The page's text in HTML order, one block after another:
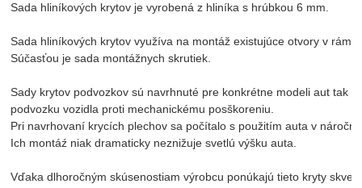
Sada hliníkových krytov je vyrobená z hliníka s hrúbkou 6 mm.
Sada hliníkových krytov využíva na montáž existujúce otvory v
Súčasťou je sada montážnych skrutiek.
Sady krytov podvozkov sú navrhnuté pre konkrétne modeli aut tak
podvozku vozidla proti mechanickému posškoreniu.
Pri navrhovaní krycích plechov sa počítalo s použitím auta v
Ich montáź niak dramaticky neznižuje svetlú výšku auta.
Vďaka dlhoročným skúsenostiam výrobcu ponúkajú tieto kryty